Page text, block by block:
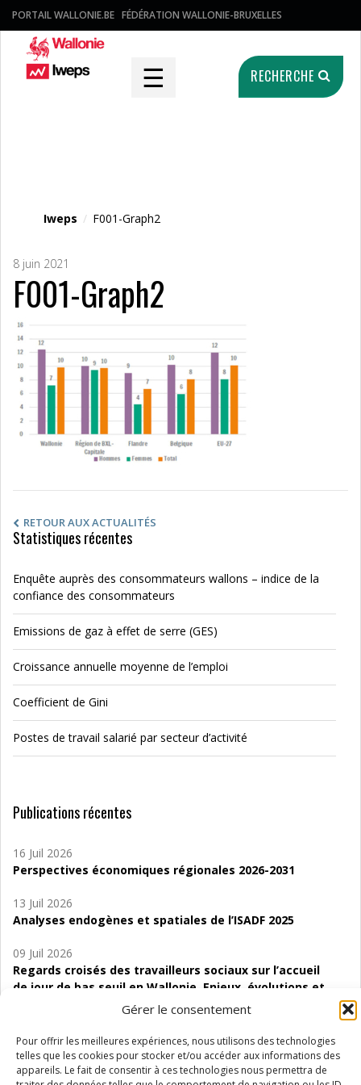
Gérer le consentement
Pour offrir les meilleures expériences, nous utilisons des technologies
telles que les cookies pour stocker et/ou accéder aux informations des
appareils. Le fait de consentir à ces technologies nous permettra de
PORTAIL WALLONIE.BE FÉDÉRATION WALLONIE-BRUXELLES
☰ RECHERCHE
Iweps / F001-Graph2
8 juin 2021
F001-Graph2
RETOUR AUX ACTUALITÉS
Statistiques récentes
Enquête auprès des consommateurs wallons – indice de la
confiance des consommateurs
Emissions de gaz à effet de serre (GES)
Croissance annuelle moyenne de l’emploi
Coefficient de Gini
Postes de travail salarié par secteur d’activité
Publications récentes
16 Juil 2026
Perspectives économiques régionales 2026-2031
13 Juil 2026
Analyses endogènes et spatiales de l’ISADF 2025
09 Juil 2026
Regards croisés des travailleurs sociaux sur l’accueil
de jour de bas seuil en Wallonie. Enjeux, évolutions et
06 Juil 2026
Étude d’évaluabilité des Structures
d’accompagnement à l’autocréation d’emploi (SAACE)